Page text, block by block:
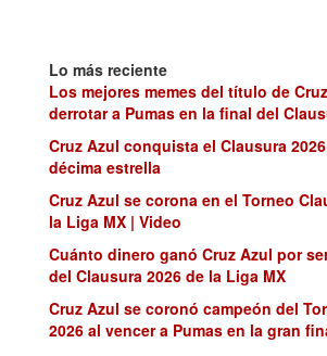
Lo más reciente
Los mejores memes del título de
derrotar a Pumas en la final del
Cruz Azul conquista el Clausura
décima estrella
Cruz Azul se corona en el Torneo
la Liga MX | Video
Cuánto dinero ganó Cruz Azul por
del Clausura 2026 de la Liga MX
Cruz Azul se coronó campeón del
2026 al vencer a Pumas en la gran